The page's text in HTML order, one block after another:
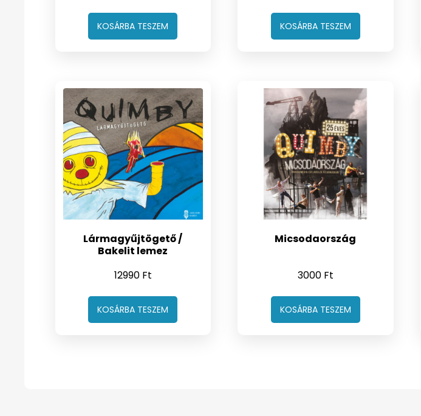
KOSÁRBA TESZEM KOSÁRBA TESZEM
Lármagyűjtögető /
Bakelit lemez
12990 Ft
KOSÁRBA TESZEM
Micsodaország
3000 Ft
KOSÁRBA TESZEM